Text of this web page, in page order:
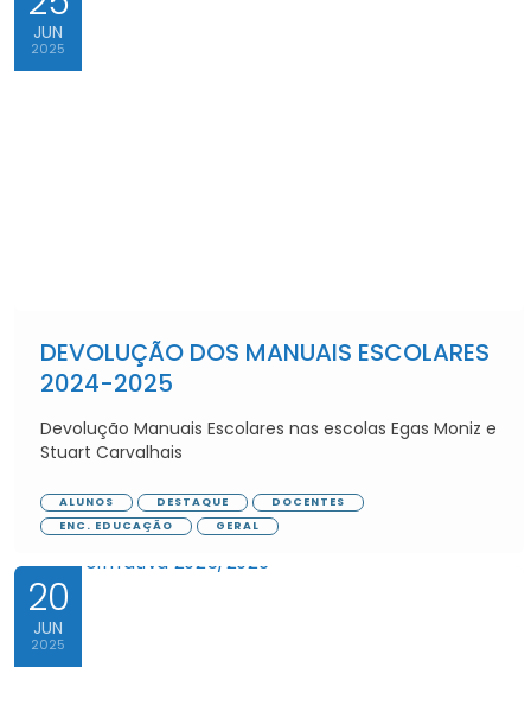
JUN
2025
DEVOLUÇÃO DOS MANUAIS ESCOLARES
2024-2025
Devolução Manuais Escolares nas escolas Egas Moniz e
Stuart Carvalhais
ALUNOS DESTAQUE
DOCENTES
ENC. EDUCAÇÃO
GERAL
20
JUN
2025